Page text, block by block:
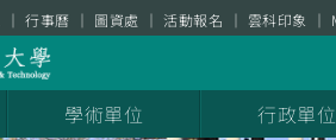
行事曆 圖資處 活動報名 雲科印象
學術單位 行政單位